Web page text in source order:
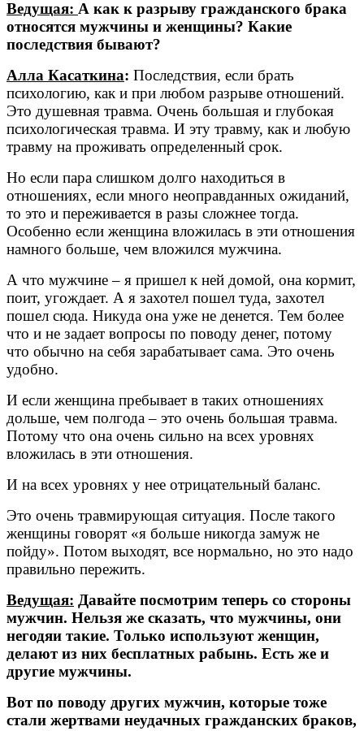
Ведущая: А как к разрыву гражданского брака
относятся мужчины и женщины? Какие
последствия бывают?
Алла Касаткина: Последствия, если брать
психологию, как и при любом разрыве отношений.
Это душевная травма. Очень большая и глубокая
психологическая травма. И эту травму, как и любую
травму на проживать определенный срок.
Но если пара слишком долго находиться в
отношениях, если много неоправданных ожиданий,
то это и переживается в разы сложнее тогда.
Особенно если женщина вложилась в эти отношения
намного больше, чем вложился мужчина.
А что мужчине – я пришел к ней домой, она кормит,
поит, угождает. А я захотел пошел туда, захотел
пошел сюда. Никуда она уже не денется. Тем более
что и не задает вопросы по поводу денег, потому
что обычно на себя зарабатывает сама. Это очень
удобно.
И если женщина пребывает в таких отношениях
дольше, чем полгода – это очень большая травма.
Потому что она очень сильно на всех уровнях
вложилась в эти отношения.
И на всех уровнях у нее отрицательный баланс.
Это очень травмирующая ситуация. После такого
женщины говорят «я больше никогда замуж не
пойду». Потом выходят, все нормально, но это надо
правильно пережить.
Ведущая: Давайте посмотрим теперь со стороны
мужчин. Нельзя же сказать, что мужчины, они
негодяи такие. Только используют женщин,
делают из них бесплатных рабынь. Есть же и
другие мужчины.
Вот по поводу других мужчин, которые тоже
стали жертвами неудачных гражданских браков,